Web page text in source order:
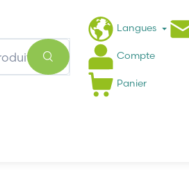
Langues
Compte
Panier